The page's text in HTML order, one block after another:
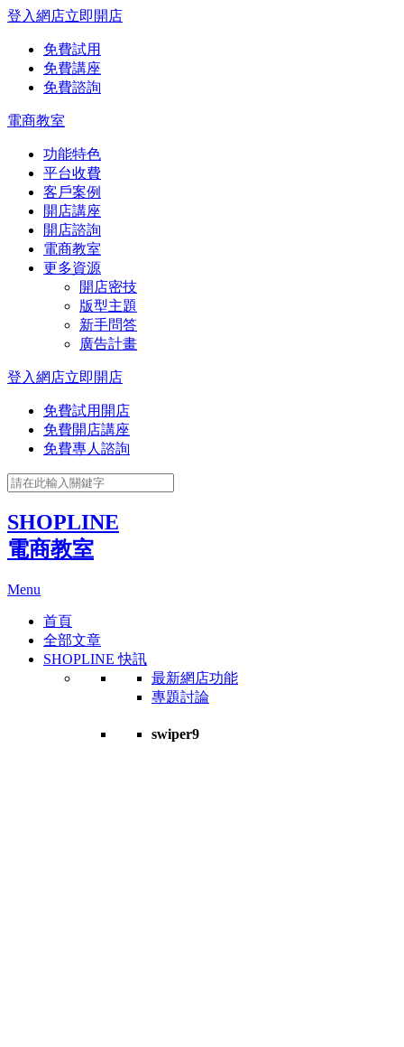
登入網店立即開店
免費試用
免費講座
免費諮詢
電商教室
功能特色
平台收費
客戶案例
開店講座
開店諮詢
電商教室
更多資源
開店密技
版型主題
新手問答
廣告計畫
登入網店立即開店
免費試用開店
免費開店講座
免費專人諮詢
SHOPLINE
電商教室
Menu
首頁
全部文章
SHOPLINE 快訊
最新網店功能
專題討論
swiper9